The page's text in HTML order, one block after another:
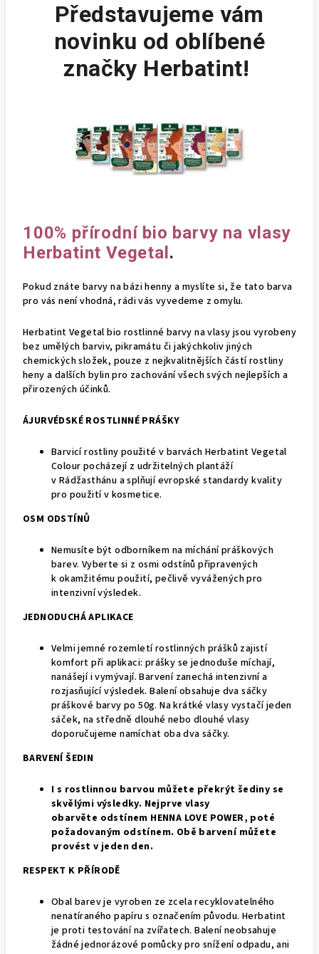
Představujeme vám
novinku od oblíbené
značky Herbatint!
100% přírodní bio barvy na vlasy
Herbatint Vegetal .
Pokud znáte barvy na bázi henny a myslíte si, že tato barva
pro vás není vhodná, rádi vás vyvedeme z omylu.
Herbatint Vegetal bio rostlinné barvy na vlasy jsou vyrobeny
bez umělých barviv, pikramátu či jakýchkoliv jiných
chemických složek, pouze z nejkvalitnějších částí rostliny
heny a dalších bylin pro zachování všech svých nejlepších a
přirozených účinků.
ÁJURVÉDSKÉ ROSTLINNÉ PRÁŠKY
Barvicí rostliny použité v barvách Herbatint Vegetal
Colour pocházejí z udržitelných plantáží
v Rádžasthánu a splňují evropské standardy kvality
pro použití v kosmetice.
OSM ODSTÍNŮ
Nemusíte být odborníkem na míchání práškových
barev. Vyberte si z osmi odstínů připravených
k okamžitému použití, pečlivě vyvážených pro
intenzivní výsledek.
JEDNODUCHÁ APLIKACE
Velmi jemné rozemletí rostlinných prášků zajistí
komfort při aplikaci: prášky se jednoduše míchají,
nanášejí i vymývají. Barvení zanechá intenzivní a
rozjasňující výsledek. Balení obsahuje dva sáčky
práškové barvy po 50g. Na krátké vlasy vystačí jeden
sáček, na středně dlouhé nebo dlouhé vlasy
doporučujeme namíchat oba dva sáčky.
BARVENÍ ŠEDIN
I s rostlinnou barvou můžete překrýt šediny se
skvělými výsledky. Nejprve vlasy
obarvěte odstínem HENNA LOVE POWER, poté
požadovaným odstínem. Obě barvení můžete
provést v jeden den.
RESPEKT K PŘÍRODĚ
Obal barev je vyroben ze zcela recyklovatelného
nenatíraného papíru s označením původu. Herbatint
je proti testování na zvířatech. Balení neobsahuje
žádné jednorázové pomůcky pro snížení odpadu, ani